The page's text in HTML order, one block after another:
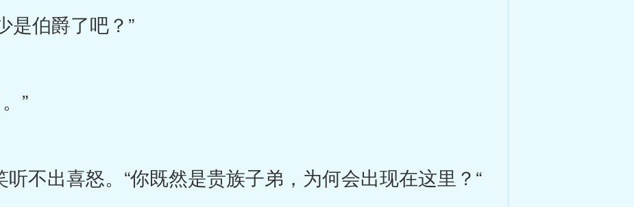
伯爵了吧？”
”
不出喜怒。“你既然是贵族子弟，为何会出现在这里？“